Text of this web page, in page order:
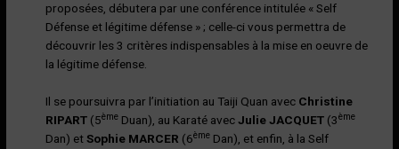
proposées, débutera par une conférence intitulée « Self
Défense et légitime défense » ; celle-ci vous permettra de
découvrir les 3 critères indispensables à la mise en oeuvre de
la légitime défense.
Il se poursuivra par l’initiation au Taiji Quan avec Christine
RIPART (5ème Duan), au Karaté avecJulie JACQUET (3ème
Dan) etSophie MARCER (6ème Dan), et enfin, à la Self